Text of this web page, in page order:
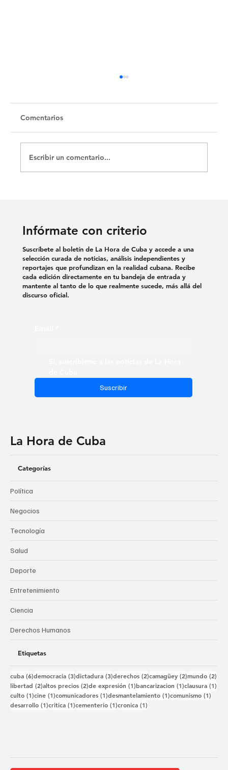
Comentarios
Escribir un comentario...
Infórmate con criterio
Suscribir
Suscríbete al boletín de La Hora de Cuba y accede a una
selección curada de noticias, análisis independientes y
reportajes que profundizan en la realidad cubana. Recibe
cada edición directamente en tu bandeja de entrada y
mantente al tanto de lo que realmente sucede, más allá del
discurso oficial.
La Hora de Cuba
Categorías
Política
Negocios
Tecnología
Salud
Deporte
Entretenimiento
Ciencia
Derechos Humanos
Etiquetas
cuba (6)6 entradas
democracia (3)3 entradas
dictadura (3)3 entradas
derechos (2)2 entradas
camagüey (2)2 entradas
mundo (2)
libertad (2)2 entradas
altos precios (2)2 entradas
de expresión (1)1 entrada
bancarizacion (1)1 entrada
clausura (1)
culto (1)1 entrada
cine (1)1 entrada
comunicadores (1)1 entrada
desmantelamiento (1)1 entrada
comunismo (1)
desarrollo (1)1 entrada
critica (1)1 entrada
cementerio (1)1 entrada
cronica (1)